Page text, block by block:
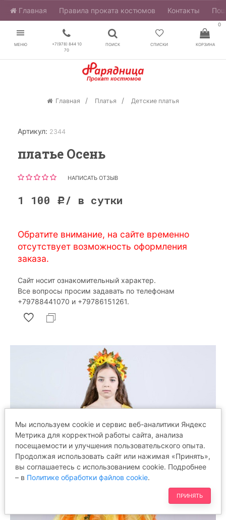
Главная ​Правила проката костюмов Контакты
МЕНЮ
+7(978) 844 10
70
ПОИСК СПИСКИ
0
КОРЗИНА
Главная Платья Детские платья
Артикул: 2344
платье Осень
НАПИСАТЬ ОТЗЫВ
1 100 Р / в сутки
Обратите внимание, на сайте временно
отсутствует возможность оформления
заказа.
Сайт носит ознакомительный характер.
Все вопросы просим задавать по телефонам
‎+79788441070 и ‎+79786151261.
Мы используем cookie и сервис веб-аналитики Яндекс
Метрика для корректной работы сайта, анализа
посещаемости и улучшения пользовательского опыта.
Продолжая использовать сайт или нажимая «Принять»,
вы соглашаетесь с использованием cookie. Подробнее
– в Политике обработки файлов cookie.
ПРИНЯТЬ